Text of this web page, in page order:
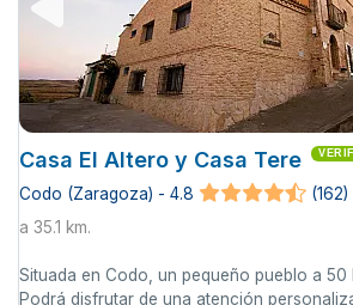
Casa El Altero y Casa Tere
Codo (Zaragoza) - 4.8
(162)
a 35.1 km.
Situada en Codo, un pequeño pueblo a 50
Podrá disfrutar de una atención